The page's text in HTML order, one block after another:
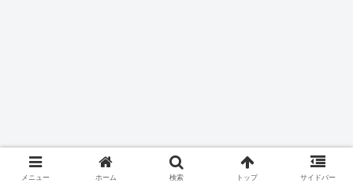
メニュー ホーム 検索 トップ サイドバー